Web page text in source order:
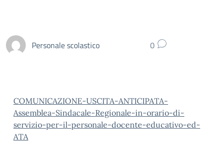
Personale scolastico 0
COMUNICAZIONE-USCITA-ANTICIPATA-
Assemblea-Sindacale-Regionale-in-orario-di-
servizio-per-il-personale-docente-educativo-ed-
ATA